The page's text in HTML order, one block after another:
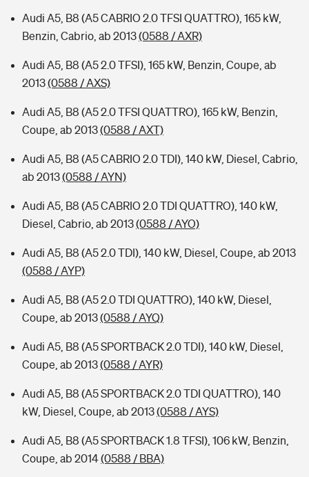
Audi A5, B8 (A5 CABRIO 2.0 TFSI QUATTRO), 165 kW,
Benzin, Cabrio, ab 2013(0588 / AXR)
Audi A5, B8 (A5 2.0 TFSI), 165 kW, Benzin, Coupe, ab
2013(0588 / AXS)
Audi A5, B8 (A5 2.0 TFSI QUATTRO), 165 kW, Benzin,
Coupe, ab 2013(0588 / AXT)
Audi A5, B8 (A5 CABRIO 2.0 TDI), 140 kW, Diesel, Cabrio,
ab 2013(0588 / AYN)
Audi A5, B8 (A5 CABRIO 2.0 TDI QUATTRO), 140 kW,
Diesel, Cabrio, ab 2013(0588 / AYO)
Audi A5, B8 (A5 2.0 TDI), 140 kW, Diesel, Coupe, ab 2013
(0588 / AYP)
Audi A5, B8 (A5 2.0 TDI QUATTRO), 140 kW, Diesel,
Coupe, ab 2013(0588 / AYQ)
Audi A5, B8 (A5 SPORTBACK 2.0 TDI), 140 kW, Diesel,
Coupe, ab 2013(0588 / AYR)
Audi A5, B8 (A5 SPORTBACK 2.0 TDI QUATTRO), 140
kW, Diesel, Coupe, ab 2013(0588 / AYS)
Audi A5, B8 (A5 SPORTBACK 1.8 TFSI), 106 kW, Benzin,
Coupe, ab 2014(0588 / BBA)